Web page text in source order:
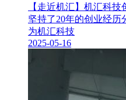
【走近机汇】机汇科
坚持了20年的创业经
为机汇科技
2025-05-16